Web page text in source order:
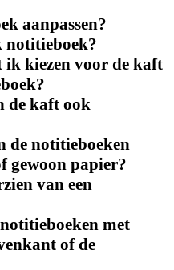
aanpassen?
notitieboek?
kiezen voor de kaft
de kaft ook
de notitieboeken
gewoon papier?
van een
met
of de